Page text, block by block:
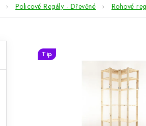
Policové Regály - Dřevěné Rohové
Tip